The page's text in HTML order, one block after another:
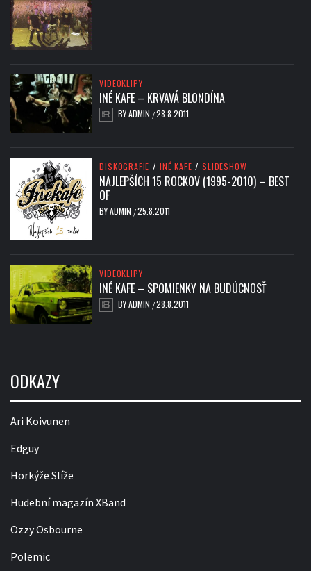
VIDEOKLIPY
INÉ KAFE – KRVAVÁ BLONDÍNA
BYADMIN /28.8.2011
DISKOGRAFIE / INÉ KAFE / SLIDESHOW
NAJLEPŠÍCH 15 ROCKOV (1995-2010) – BEST
OF
BYADMIN /25.8.2011
VIDEOKLIPY
INÉ KAFE – SPOMIENKY NA BUDÚCNOSŤ
BYADMIN /28.8.2011
ODKAZY
Ari Koivunen
Edguy
Horkýže Slíže
Hudební magazín XBand
Ozzy Osbourne
Polemic